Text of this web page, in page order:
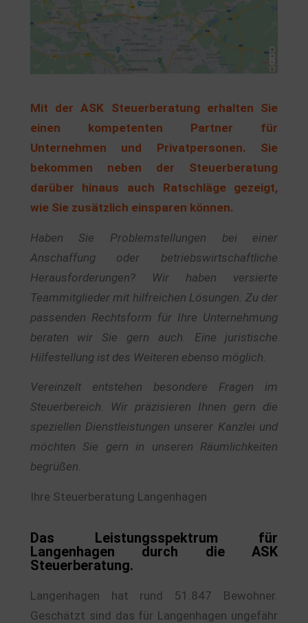
Mit der ASK Steuerberatung erhalten Sie
einen kompetenten Partner für
Unternehmen und Privatpersonen. Sie
bekommen neben der Steuerberatung
darüber hinaus auch Ratschläge gezeigt,
wie Sie zusätzlich einsparen können.
Haben Sie Problemstellungen bei einer
Anschaffung oder betriebswirtschaftliche
Herausforderungen? Wir haben versierte
Teammitglieder mit hilfreichen Lösungen. Zu der
passenden Rechtsform für Ihre Unternehmung
beraten wir Sie gern auch. Eine juristische
Hilfestellung ist des Weiteren ebenso möglich.
Vereinzelt entstehen besondere Fragen im
Steuerbereich. Wir präzisieren Ihnen gern die
speziellen Dienstleistungen unserer Kanzlei und
möchten Sie gern in unseren Räumlichkeiten
begrüßen.
Ihre Steuerberatung Langenhagen
Das Leistungsspektrum für
Langenhagen durch die ASK
Steuerberatung.
Langenhagen hat rund 51.847 Bewohner.
Geschätzt sind das für Langenhagen ungefähr